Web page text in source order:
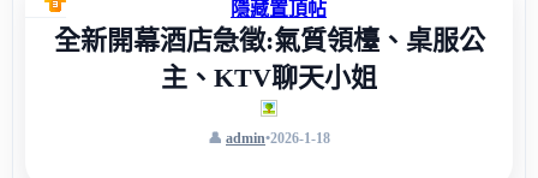
隱藏置頂帖
全新開幕酒店急徵:氣質領檯、桌服公
主、KTV聊天小姐
admin•2026-1-18